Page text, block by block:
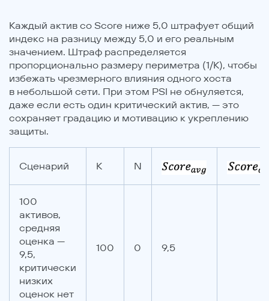
Каждый актив со Score ниже 5,0 штрафует общий
индекс на разницу между 5,0 и его реальным
значением. Штраф распределяется
пропорционально размеру периметра (1/K), чтобы
избежать чрезмерного влияния одного хоста
в небольшой сети. При этом PSI не обнуляется,
даже если есть один критический актив, — это
сохраняет градацию и мотивацию к укреплению
защиты.
Сценарий K N
100
активов,
средняя
оценка —
9,5,
критически
низких
оценок нет
100 0 9,5